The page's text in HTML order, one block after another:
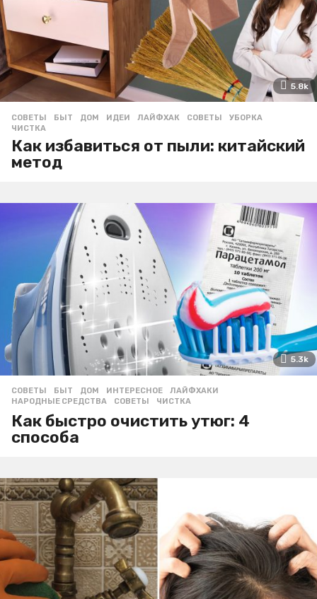
5.8k
СОВЕТЫ БЫТ ,ДОМ ,ИДЕИ ,ЛАЙФХАК ,СОВЕТЫ ,УБОРКА
ЧИСТКА
Как избавиться от пыли: китайский
метод
5.3k
СОВЕТЫ БЫТ ,ДОМ ,ИНТЕРЕСНОЕ ,ЛАЙФХАКИ
НАРОДНЫЕ СРЕДСТВА
,СОВЕТЫ ,ЧИСТКА
Как быстро очистить утюг: 4
способа